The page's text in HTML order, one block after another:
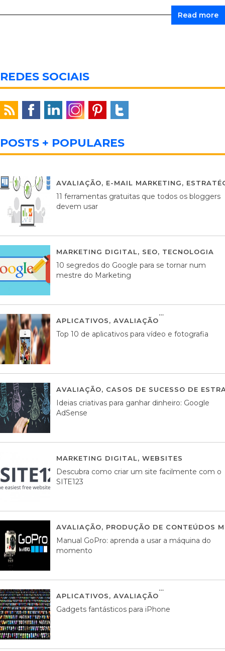
Read more
REDES SOCIAIS
POSTS + POPULARES
AVALIAÇÃO, E-MAIL MARKETING,
11 ferramentas gratuitas que todos os bloggers
devem usar
MARKETING DIGITAL, SEO, TECNOLOGIA
10 segredos do Google para se tornar num
mestre do Marketing
APLICATIVOS, AVALIAÇÃO
Top 10 de aplicativos para vídeo e fotografia
AVALIAÇÃO, CASOS DE SUCESSO DE
Ideias criativas para ganhar dinheiro: Google
AdSense
MARKETING DIGITAL, WEBSITES
Descubra como criar um site facilmente com o
SITE123
AVALIAÇÃO, PRODUÇÃO DE CONTEÚDOS
Manual GoPro: aprenda a usar a máquina do
momento
APLICATIVOS, AVALIAÇÃO
Gadgets fantásticos para iPhone